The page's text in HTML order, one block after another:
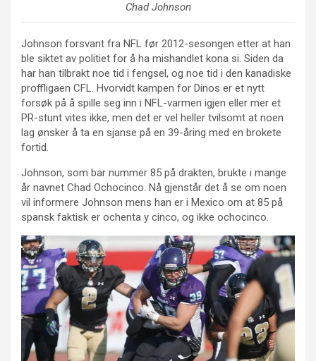
Chad Johnson
Johnson forsvant fra NFL før 2012-sesongen etter at han
ble siktet av politiet for å ha mishandlet kona si. Siden da
har han tilbrakt noe tid i fengsel, og noe tid i den kanadiske
proffligaen CFL. Hvorvidt kampen for Dinos er et nytt
forsøk på å spille seg inn i NFL-varmen igjen eller mer et
PR-stunt vites ikke, men det er vel heller tvilsomt at noen
lag ønsker å ta en sjanse på en 39-åring med en brokete
fortid.
Johnson, som bar nummer 85 på drakten, brukte i mange
år navnet Chad Ochocinco. Nå gjenstår det å se om noen
vil informere Johnson mens han er i Mexico om at 85 på
spansk faktisk er ochenta y cinco, og ikke ochocinco.